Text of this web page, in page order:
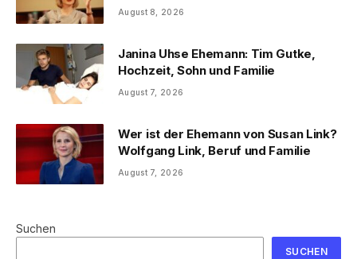
August 8, 2026
Janina Uhse Ehemann: Tim Gutke,
Hochzeit, Sohn und Familie
August 7, 2026
Wer ist der Ehemann von Susan Link?
Wolfgang Link, Beruf und Familie
August 7, 2026
Suchen
SUCHEN